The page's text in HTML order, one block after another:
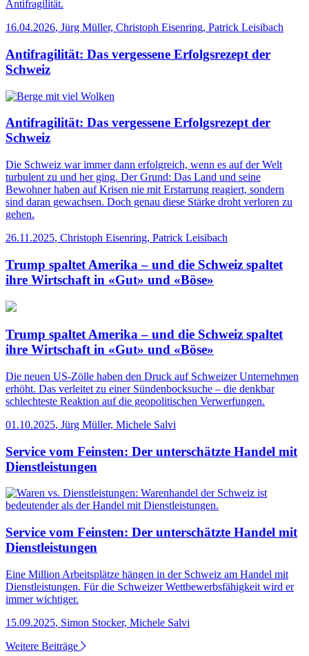
Antifragilität.
16.04.2026, Jürg Müller, Christoph Eisenring, Patrick Leisibach
Antifragilität: Das vergessene Erfolgsrezept der
Schweiz
Antifragilität: Das vergessene Erfolgsrezept der
Schweiz
Die Schweiz war immer dann erfolgreich, wenn es auf der Welt
turbulent zu und her ging. Der Grund: Das Land und seine
Bewohner haben auf Krisen nie mit Erstarrung reagiert, sondern
sind daran gewachsen. Doch genau diese Stärke droht verloren zu
gehen.
26.11.2025, Christoph Eisenring, Patrick Leisibach
Trump spaltet Amerika – und die Schweiz spaltet
ihre Wirtschaft in «Gut» und «Böse»
Trump spaltet Amerika – und die Schweiz spaltet
ihre Wirtschaft in «Gut» und «Böse»
Die neuen US-Zölle haben den Druck auf Schweizer Unternehmen
erhöht. Das verleitet zu einer Sündenbocksuche – die denkbar
schlechteste Reaktion auf die geopolitischen Verwerfungen.
01.10.2025, Jürg Müller, Michele Salvi
Service vom Feinsten: Der unterschätzte Handel mit
Dienstleistungen
Service vom Feinsten: Der unterschätzte Handel mit
Dienstleistungen
Eine Million Arbeitsplätze hängen in der Schweiz am Handel mit
Dienstleistungen. Für die Schweizer Wettbewerbsfähigkeit wird er
immer wichtiger.
15.09.2025, Simon Stocker, Michele Salvi
Weitere Beiträge